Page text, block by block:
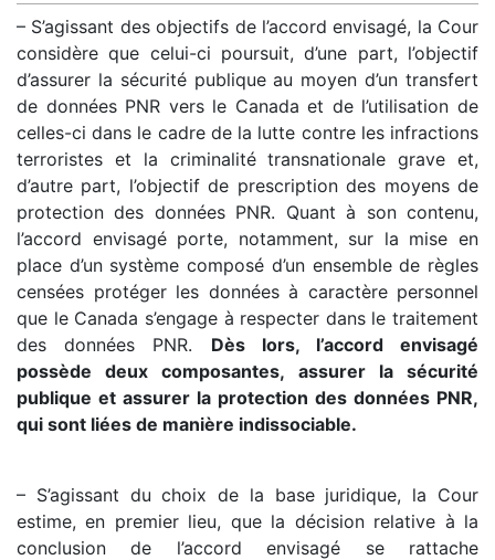
– S’agissant des objectifs de l’accord envisagé, la Cour
considère que celui-ci poursuit, d’une part, l’objectif
d’assurer la sécurité publique au moyen d’un transfert
de données PNR vers le Canada et de l’utilisation de
celles-ci dans le cadre de la lutte contre les infractions
terroristes et la criminalité transnationale grave et,
d’autre part, l’objectif de prescription des moyens de
protection des données PNR. Quant à son contenu,
l’accord envisagé porte, notamment, sur la mise en
place d’un système composé d’un ensemble de règles
censées protéger les données à caractère personnel
que le Canada s’engage à respecter dans le traitement
des données PNR. Dès lors, l’accord envisagé
possède deux composantes, assurer la sécurité
publique et assurer la protection des données PNR,
qui sont liées de manière indissociable.
– S’agissant du choix de la base juridique, la Cour
estime, en premier lieu, que la décision relative à la
conclusion de l’accord envisagé se rattache